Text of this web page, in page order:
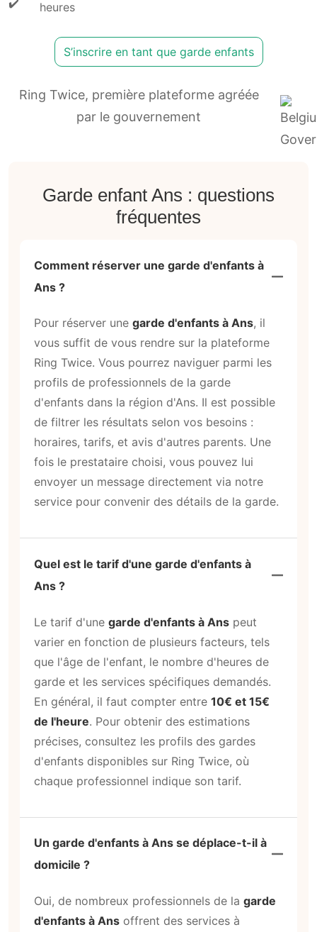
heures
S’inscrire en tant que garde enfants
Ring Twice, première plateforme agréée
par le gouvernement
Garde enfant Ans : questions
fréquentes
Comment réserver une garde d'enfants à
Ans ?
Pour réserver une garde d'enfants à Ans, il
vous suffit de vous rendre sur la plateforme
Ring Twice. Vous pourrez naviguer parmi les
profils de professionnels de la garde
d'enfants dans la région d'Ans. Il est possible
de filtrer les résultats selon vos besoins :
horaires, tarifs, et avis d'autres parents. Une
fois le prestataire choisi, vous pouvez lui
envoyer un message directement via notre
service pour convenir des détails de la garde.
Quel est le tarif d'une garde d'enfants à
Ans ?
Le tarif d'une garde d'enfants à Ans peut
varier en fonction de plusieurs facteurs, tels
que l'âge de l'enfant, le nombre d'heures de
garde et les services spécifiques demandés.
En général, il faut compter entre 10€ et 15€
de l'heure. Pour obtenir des estimations
précises, consultez les profils des gardes
d'enfants disponibles sur Ring Twice, où
chaque professionnel indique son tarif.
Un garde d'enfants à Ans se déplace-t-il à
domicile ?
Oui, de nombreux professionnels de la garde
d'enfants à Ans offrent des services à